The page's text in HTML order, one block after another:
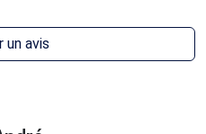
un avis